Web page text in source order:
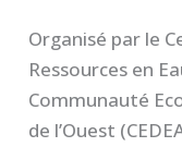
Organisé par le
Ressources en
Communauté
de l’Ouest